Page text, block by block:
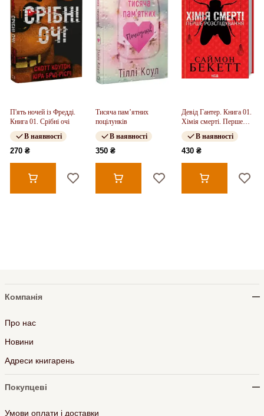
П'ять ночей із Фредді.
Книга 01. Срібні очі
В наявності
270 ₴
Тисяча пам’ятних
поцілунків
В наявності
350 ₴
Девід Гантер. Книга 01.
Хімія смерті. Перше
розслідування
В наявності
430 ₴
Компанія
Про нас
Новини
Адреси книгарень
Покупцеві
Умови оплати і доставки